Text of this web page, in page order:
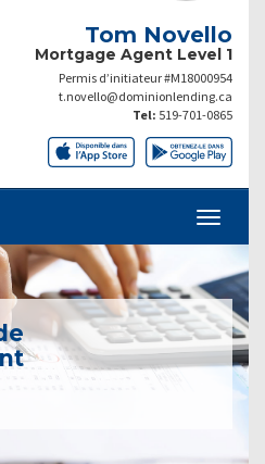
Tom Novello
Mortgage Agent Level 1
Permis d’initiateur #M18000954
t.novello@dominionlending.ca
Tel: 519-701-0865